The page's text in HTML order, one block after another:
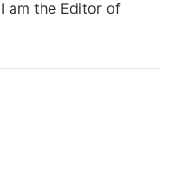
am the Editor of